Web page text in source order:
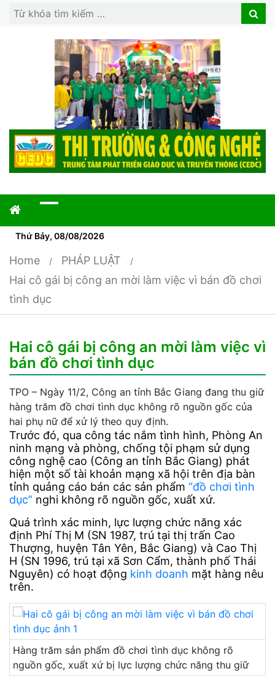
Search
Search
Thứ Bảy, 08/08/2026
Home
PHÁP LUẬT
Hai cô gái bị công an mời làm việc vì bán đồ chơi
tình dục
Hai cô gái bị công an mời làm việc vì
bán đồ chơi tình dục
TPO – Ngày 11/2, Công an tỉnh Bắc Giang đang thu giữ
hàng trăm đồ chơi tình dục không rõ nguồn gốc của
hai phụ nữ để xử lý theo quy định.
Trước đó, qua công tác nắm tình hình, Phòng An
ninh mạng và phòng, chống tội phạm sử dụng
công nghệ cao (Công an tỉnh Bắc Giang) phát
hiện một số tài khoản mạng xã hội trên địa bàn
tỉnh quảng cáo bán các sản phẩm “đồ chơi tình
dục” nghi không rõ nguồn gốc, xuất xứ.
Quá trình xác minh, lực lượng chức năng xác
định Phí Thị M (SN 1987, trú tại thị trấn Cao
Thượng, huyện Tân Yên, Bắc Giang) và Cao Thị
H (SN 1996, trú tại xã Sơn Cẩm, thành phố Thái
Nguyên) có hoạt động kinh doanh mặt hàng nêu
trên.
Hàng trăm sản phẩm đồ chơi tình dục không rõ
nguồn gốc, xuất xứ bị lực lượng chức năng thu giữ